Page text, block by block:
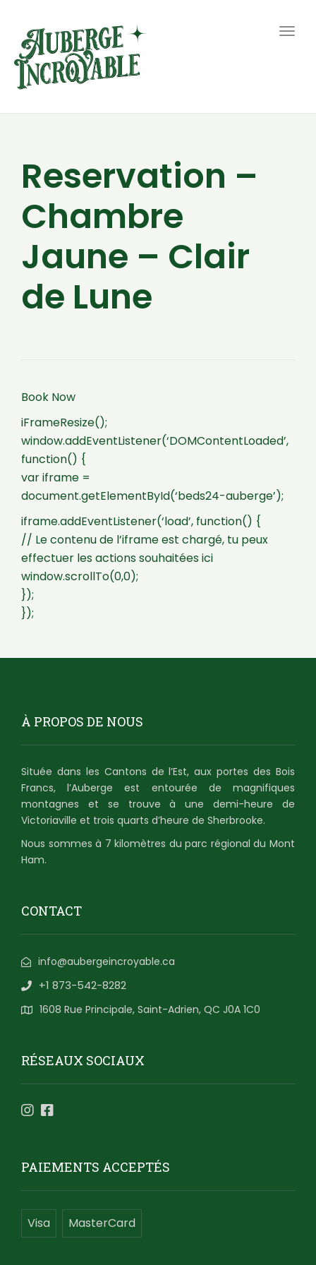
Reservation –
Chambre
Jaune – Clair
de Lune
Book Now
iFrameResize();
window.addEventListener(‘DOMContentLoaded’,
function() {
var iframe =
document.getElementById(‘beds24-auberge’);
iframe.addEventListener(‘load’, function() {
// Le contenu de l’iframe est chargé, tu peux
effectuer les actions souhaitées ici
window.scrollTo(0,0);
});
});
À PROPOS DE NOUS
Située dans les Cantons de l’Est, aux portes des Bois
Francs, l’Auberge est entourée de magnifiques
montagnes et se trouve à une demi-heure de
Victoriaville et trois quarts d’heure de Sherbrooke.
Nous sommes à 7 kilomètres du parc régional du Mont
Ham.
CONTACT
info@aubergeincroyable.ca
+1 873-542-8282
1608 Rue Principale, Saint-Adrien, QC J0A 1C0
RÉSEAUX SOCIAUX
PAIEMENTS ACCEPTÉS
Visa MasterCard